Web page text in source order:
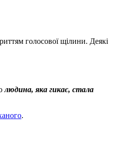
голосової щілини. Деякі
людина, яка гикає, стала
.